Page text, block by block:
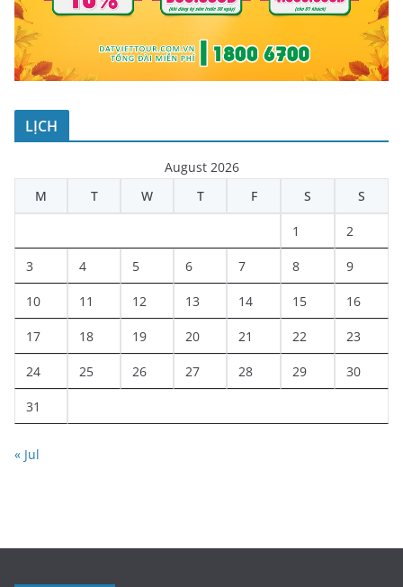
LỊCH
August 2026
M
T W T F S S
1 2
3 4 5 6 7 8 9
10 11 12 13 14 15 16
17 18 19 20 21 22 23
24 25 26 27 28 29 30
31
« Jul